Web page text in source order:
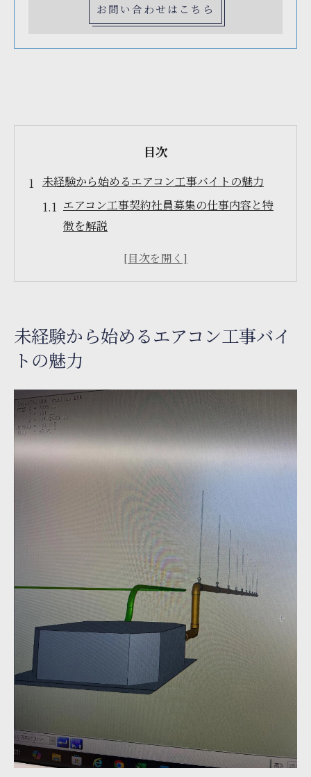
お問い合わせはこちら
目次
未経験から始めるエアコン工事バイトの魅力
エアコン工事契約社員募集の仕事内容と特
徴を解説
未経験歓迎のエアコン工事アルバイトの成
未経験者が安心して働けるエアコン工事現
場の特徴
を目指す方法
エアコン工事契約社員募集の現場体験とは
エアコン工事契約社員募集で知る現場の一
日を紹介
現場で感じたエアコン工事バイトのやりが
エアコン工事契約社員募集で学ぶ実務の流
現場体験から分かる未経験歓迎のサポート
エアコン工事契約社員募集で活かせる前職
柔軟シフトで叶う高収入アルバイトの実態
エアコン工事契約社員募集で選べるシフト
高収入を実現するエアコン工事バイトの働
き方とは
未経験から始めるエアコン工事バイ
トの魅力